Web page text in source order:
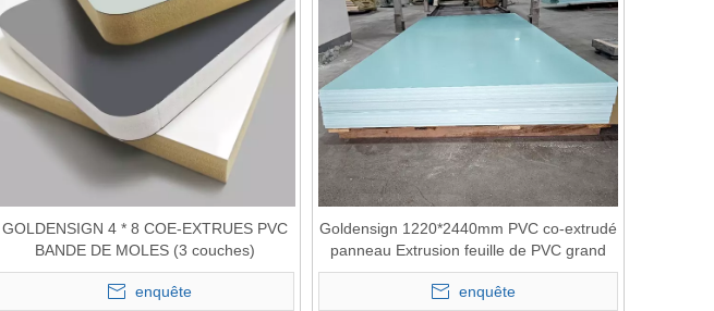
GOLDENSIGN 4 * 8 COE-EXTRUES PVC
BANDE DE MOLES (3 couches)
enquête
Goldensign 1220*2440mm PVC co-extrudé
panneau Extrusion feuille de PVC grand
panneau de mousse PVC coloré
enquête